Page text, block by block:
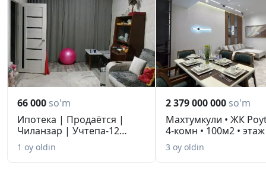
66 000 so'm
Ипотека | Продаётся |
Чиланзар | Учтепа-12
Фархадс...
1 oy oldin
2 379 000 000 so'm
Махтумкули • ЖК
4-комн • 100м2 •
3 oy oldin